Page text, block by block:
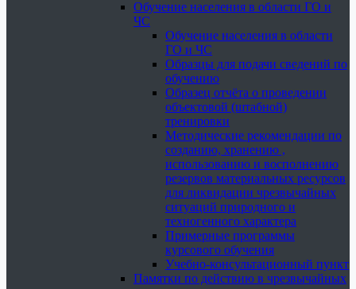
Обучение населения в области ГО и
ЧС
Обучение населения в области
ГО и ЧС
Образцы для подачи сведений по
обучению
Образец отчёта о проведении
объектовой (штабной)
тренировки
Методические рекомендации по
созданию, хранению ,
использованию и восполнению
резервов материальных ресурсов
для ликвидации чрезвычайных
ситуаций природного и
техногенного характера
Примерные программы
курсового обучения
Учебно-консультационный пункт
Памятки по действию в чрезвычайных